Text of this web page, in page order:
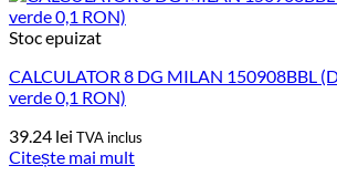
Stoc epuizat
CALCULATOR 8 DG MILAN 150908BBL
verde 0,1 RON)
39.24 lei TVA inclus
Citește mai mult